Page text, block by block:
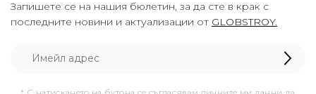
Запишете се на нашия бюлетин, за да сте в крак с
последните новини и актуализации от GLOBSTROY.